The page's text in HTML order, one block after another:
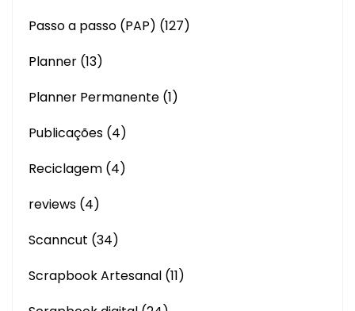
Passo a passo (PAP) (127)
Planner (13)
Planner Permanente (1)
Publicações (4)
Reciclagem (4)
reviews (4)
Scanncut (34)
Scrapbook Artesanal (11)